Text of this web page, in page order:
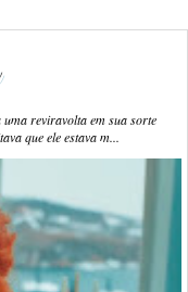
reviravolta em sua sorte
que ele estava m...